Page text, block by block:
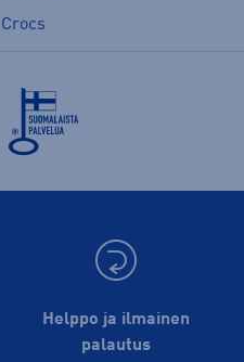
Crocs
Helppo ja ilmainen
palautus